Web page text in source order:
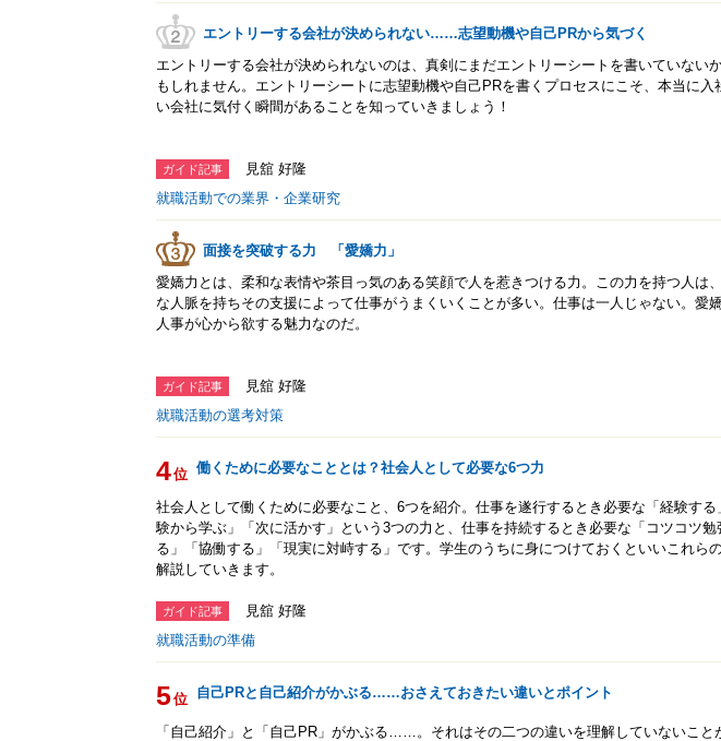
エントリーする会社が決められない……志望動機や自己PRから気づく
エントリーする会社が決められないのは、真剣にまだエントリーシートを書いていない
もしれません。エントリーシートに志望動機や自己PRを書くプロセスにこそ、本当に入
い会社に気付く瞬間があることを知っていきましょう！
ガイド記事
見舘 好隆
就職活動での業界・企業研究
面接を突破する力 「愛嬌力」
愛嬌力とは、柔和な表情や茶目っ気のある笑顔で人を惹きつける力。この力を持つ人は
な人脈を持ちその支援によって仕事がうまくいくことが多い。仕事は一人じゃない。愛
人事が心から欲する魅力なのだ。
ガイド記事
見舘 好隆
就職活動の選考対策
4位 働くために必要なこととは？社会人として必要な6つ力
社会人として働くために必要なこと、6つを紹介。仕事を遂行するとき必要な「経験する
験から学ぶ」「次に活かす」という3つの力と、仕事を持続するとき必要な「コツコツ勉
る」「協働する」「現実に対峙する」です。学生のうちに身につけておくといいこれら
解説していきます。
ガイド記事
見舘 好隆
就職活動の準備
5位 自己PRと自己紹介がかぶる……おさえておきたい違いとポイント
「自己紹介」と「自己PR」がかぶる……。それはその二つの違いを理解していないこと